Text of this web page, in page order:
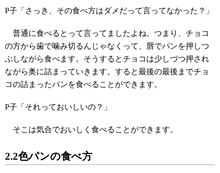
P子「さっき、その食べ方はダメだって言ってなかった？」
普通に食べるとって言ってましたよね。つまり、チョコ
の方から歯で噛み切るんじゃなくって、唇でパンを押しつ
ぶしながら食べます。そうするとチョコは少しづつ押され
ながら奥に詰まっていきます。すると最後の最後までチョ
コの詰まったパンを食べることができます。
P子「それっておいしいの？」
そこは気合でおいしく食べることができます。
2.2色パンの食べ方